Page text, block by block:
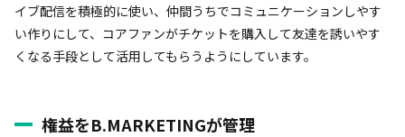
イブ配信を積極的に使い、仲間うちでコミュニケーションしやす
い作りにして、コアファンがチケットを購入して友達を誘いやす
くなる手段として活用してもらうようにしています。
権益をB.MARKETINGが管理